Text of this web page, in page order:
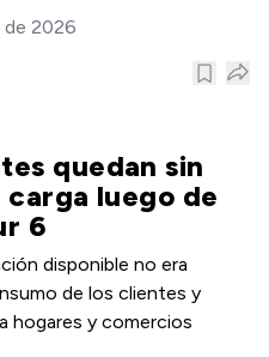
2026
quedan sin
luego de
6
disponible no era
de los clientes y
hogares y comercios